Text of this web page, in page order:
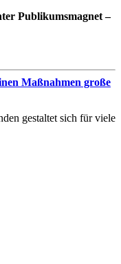
Publikumsmagnet –
Maßnahmen große
gestaltet sich für viele